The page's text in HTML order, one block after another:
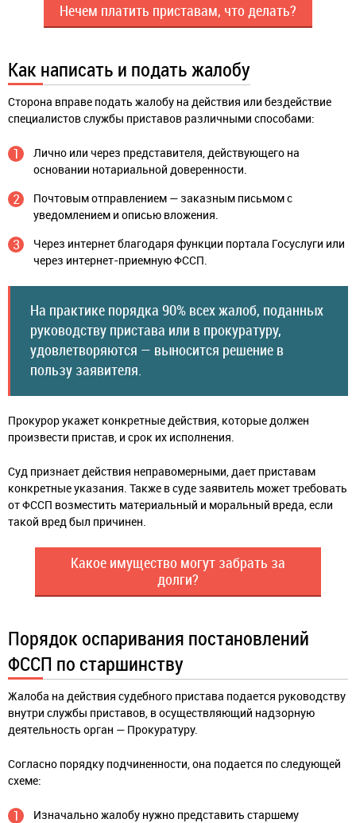
Нечем платить приставам, что делать?
Как написать и подать жалобу
Сторона вправе подать жалобу на действия или бездействие
специалистов службы приставов различными способами:
Лично или через представителя, действующего на
основании нотариальной доверенности.
Почтовым отправлением — заказным письмом с
уведомлением и описью вложения.
Через интернет благодаря функции портала Госуслуги или
через интернет-приемную ФССП.
На практике порядка 90% всех жалоб, поданных
руководству пристава или в прокуратуру,
удовлетворяются — выносится решение в
пользу заявителя.
Прокурор укажет конкретные действия, которые должен
произвести пристав, и срок их исполнения.
Суд признает действия неправомерными, дает приставам
конкретные указания. Также в суде заявитель может требовать
от ФССП возместить материальный и моральный вреда, если
такой вред был причинен.
Какое имущество могут забрать за
долги?
Порядок оспаривания постановлений
ФССП по старшинству
Жалоба на действия судебного пристава подается руководству
внутри службы приставов, в осуществляющий надзорную
деятельность орган — Прокуратуру.
Согласно порядку подчиненности, она подается по следующей
схеме:
Изначально жалобу нужно представить старшему